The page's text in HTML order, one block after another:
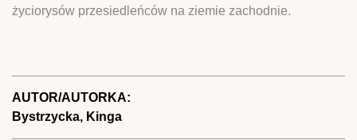
życiorysów przesiedleńców na ziemie zachodnie.
AUTOR/AUTORKA:
Bystrzycka, Kinga